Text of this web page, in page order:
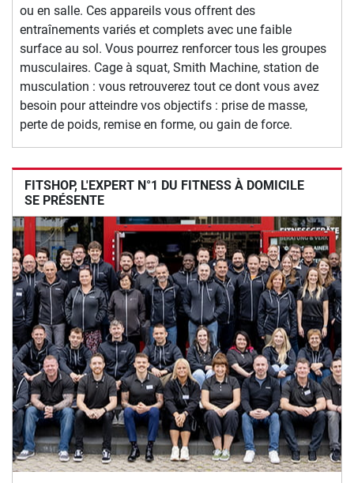
ou en salle. Ces appareils vous offrent des
entraînements variés et complets avec une faible
surface au sol. Vous pourrez renforcer tous les groupes
musculaires. Cage à squat, Smith Machine, station de
musculation : vous retrouverez tout ce dont vous avez
besoin pour atteindre vos objectifs : prise de masse,
perte de poids, remise en forme, ou gain de force.
FITSHOP, L'EXPERT N°1 DU FITNESS À DOMICILE
SE PRÉSENTE